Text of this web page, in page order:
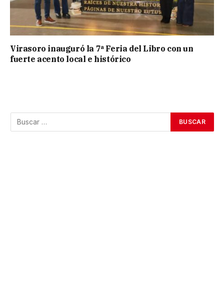
Virasoro inauguró la 7ª Feria del Libro con un
fuerte acento local e histórico